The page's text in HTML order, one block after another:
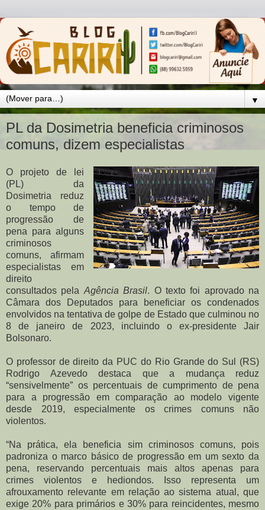
▼
PL da Dosimetria beneficia criminosos
comuns, dizem especialistas
O projeto de lei
(PL) da
Dosimetria reduz
o tempo de
progressão de
pena para alguns
criminosos
comuns, afirmam
especialistas em
direito
consultados pela Agência Brasil. O texto foi aprovado na
Câmara dos Deputados para beneficiar os condenados
envolvidos na tentativa de golpe de Estado que culminou no
8 de janeiro de 2023, incluindo o ex-presidente Jair
Bolsonaro.
O professor de direito da PUC do Rio Grande do Sul (RS)
Rodrigo Azevedo destaca que a mudança reduz
“sensivelmente” os percentuais de cumprimento de pena
para a progressão em comparação ao modelo vigente
desde 2019, especialmente os crimes comuns não
violentos.
“Na prática, ela beneficia sim criminosos comuns, pois
padroniza o marco básico de progressão em um sexto da
pena, reservando percentuais mais altos apenas para
crimes violentos e hediondos. Isso representa um
afrouxamento relevante em relação ao sistema atual, que
exige 20% para primários e 30% para reincidentes, mesmo